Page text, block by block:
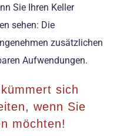
Sie Ihren Keller
sehen: Die
zusätzlichen
Aufwendungen.
sich
wenn Sie
möchten!